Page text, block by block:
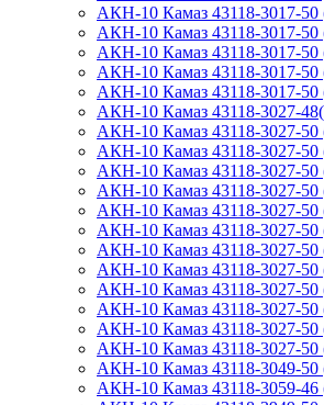
АКН-10 Камаз 43118-3017-
АКН-10 Камаз 43118-3017-
АКН-10 Камаз 43118-3017-
АКН-10 Камаз 43118-3017-
АКН-10 Камаз 43118-3017-50
АКН-10 Камаз 43118-3027-
АКН-10 Камаз 43118-3027-
АКН-10 Камаз 43118-3027-
АКН-10 Камаз 43118-3027-
АКН-10 Камаз 43118-3027-
АКН-10 Камаз 43118-3027-
АКН-10 Камаз 43118-3027-
АКН-10 Камаз 43118-3027-
АКН-10 Камаз 43118-3027-
АКН-10 Камаз 43118-3027-
АКН-10 Камаз 43118-3027-
АКН-10 Камаз 43118-3027-50
АКН-10 Камаз 43118-3027-50
АКН-10 Камаз 43118-3049-
АКН-10 Камаз 43118-3059-